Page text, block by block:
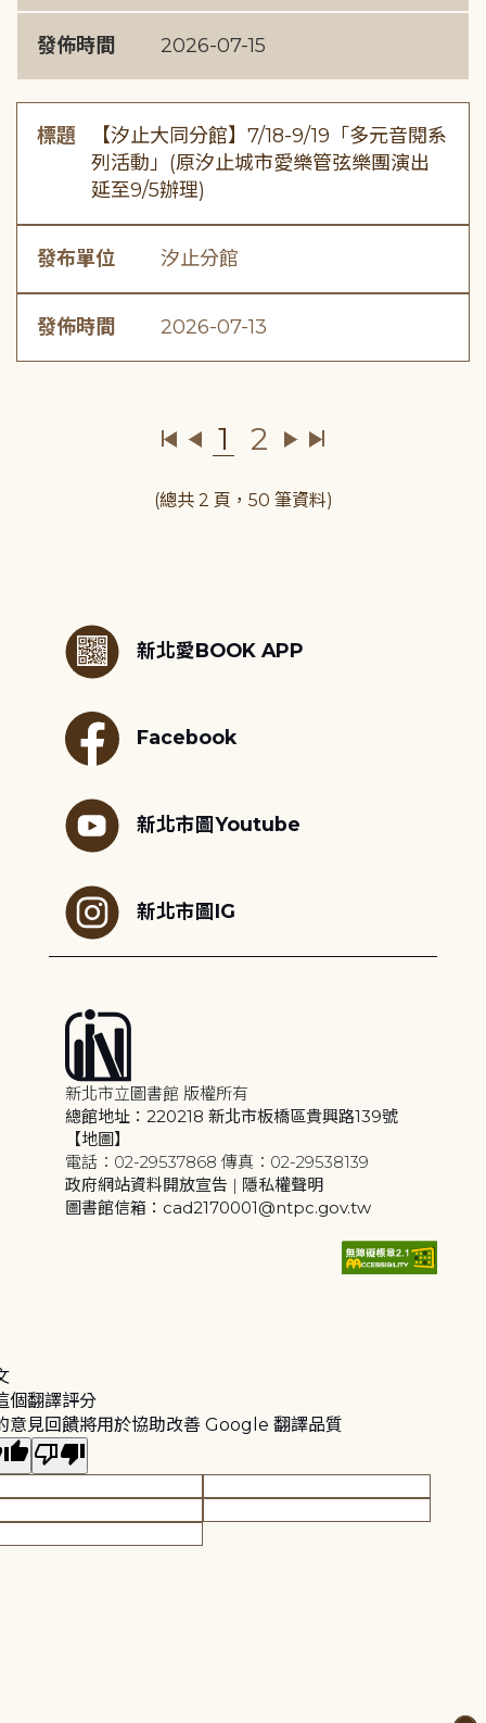
發佈時間 2026-07-15
標題
【汐止大同分館】7/18-9/19「多元音閱系
列活動」(原汐止城市愛樂管弦樂團演出
延至9/5辦理)
發布單位 汐止分館
發佈時間 2026-07-13
1 2
(總共 2 頁，50 筆資料)
新北愛BOOK APP
Facebook
新北市圖Youtube
新北市圖IG
新北市立圖書館 版權所有
總館地址：220218 新北市板橋區貴興路139號
【地圖】
電話：02-29537868 傳真：02-29538139
政府網站資料開放宣告 | 隱私權聲明
圖書館信箱：cad2170001@ntpc.gov.tw
個翻譯評分
意見回饋將用於協助改善 Google 翻譯品質